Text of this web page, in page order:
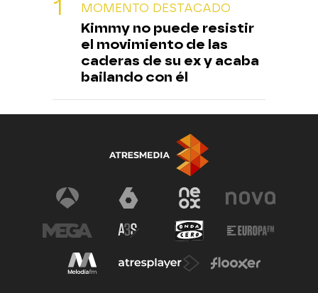
MOMENTO DESTACADO
Kimmy no puede resistir
el movimiento de las
caderas de su ex y acaba
bailando con él